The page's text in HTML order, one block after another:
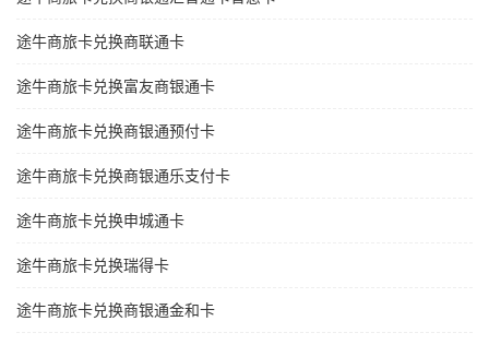
途牛商旅卡兑换商联通卡
途牛商旅卡兑换富友商银通卡
途牛商旅卡兑换商银通预付卡
途牛商旅卡兑换商银通乐支付卡
途牛商旅卡兑换申城通卡
途牛商旅卡兑换瑞得卡
途牛商旅卡兑换商银通金和卡